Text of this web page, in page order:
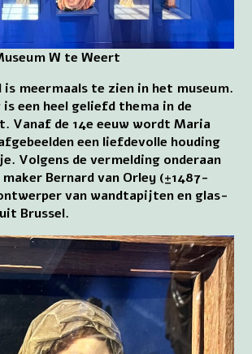
W te Weert
meermaals te zien in het museum.
een heel geliefd thema in de
Vanaf de 14e eeuw wordt Maria
een liefdevolle houding
Volgens de vermelding onderaan
Bernard van Orley (±1487-
van wandtapijten en glas-
Brussel.